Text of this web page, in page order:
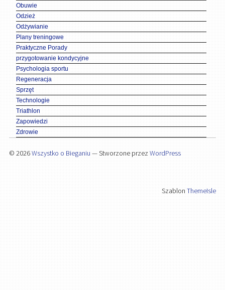
Obuwie
Odzież
Odżywianie
Plany treningowe
Praktyczne Porady
przygotowanie kondycyjne
Psychologia sportu
Regeneracja
Sprzęt
Technologie
Triathlon
Zapowiedzi
Zdrowie
© 2026Wszystko o Bieganiu — Stworzone przez WordPress
SzablonThemeIsle